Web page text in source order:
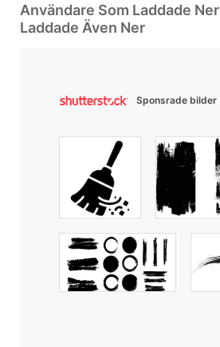
Användare Som Laddade
Laddade Även Ner
Sponsrade bilder